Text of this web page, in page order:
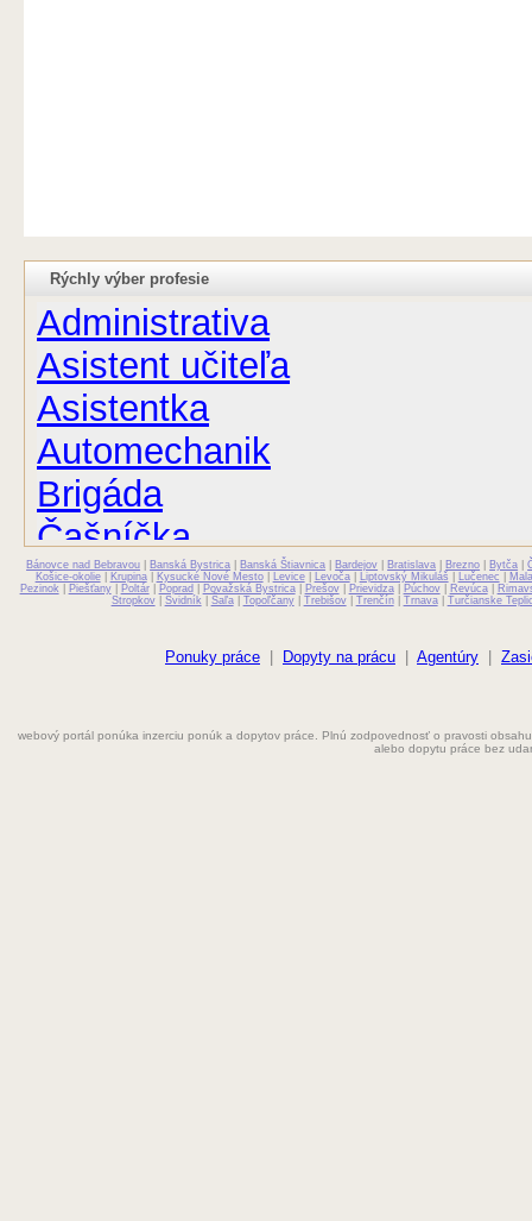
Rýchly výber profesie
Administrativa
Asistent učiteľa
Asistentka
Automechanik
Brigáda
Čašníčka
Čašník
Farmaceut
Grafik
Bánovce nad Bebravou Banská Bystrica Banská Štiavnica Bardejov Bratislava Brezno Bytča |
Košice-okolie| Krupina| Kysucké Nové Mesto| Levice| Levoča| Liptovský Mikuláš Lučenec
Pezinok
Piešťany| Poltár| Poprad Považská Bystrica| Prešov| Prievidza| Púchov| Revúca|
Stropkov| Svidník Šaľa| Topoľčany| Trebišov| Trenčín| Trnava| Turčianske
Ponuky práce Dopyty na prácu Agentúry
webový portál ponúka inzerciu ponúk a dopytov práce. Plnú zodpovednosť o pravosti
alebo dopytu práce bez